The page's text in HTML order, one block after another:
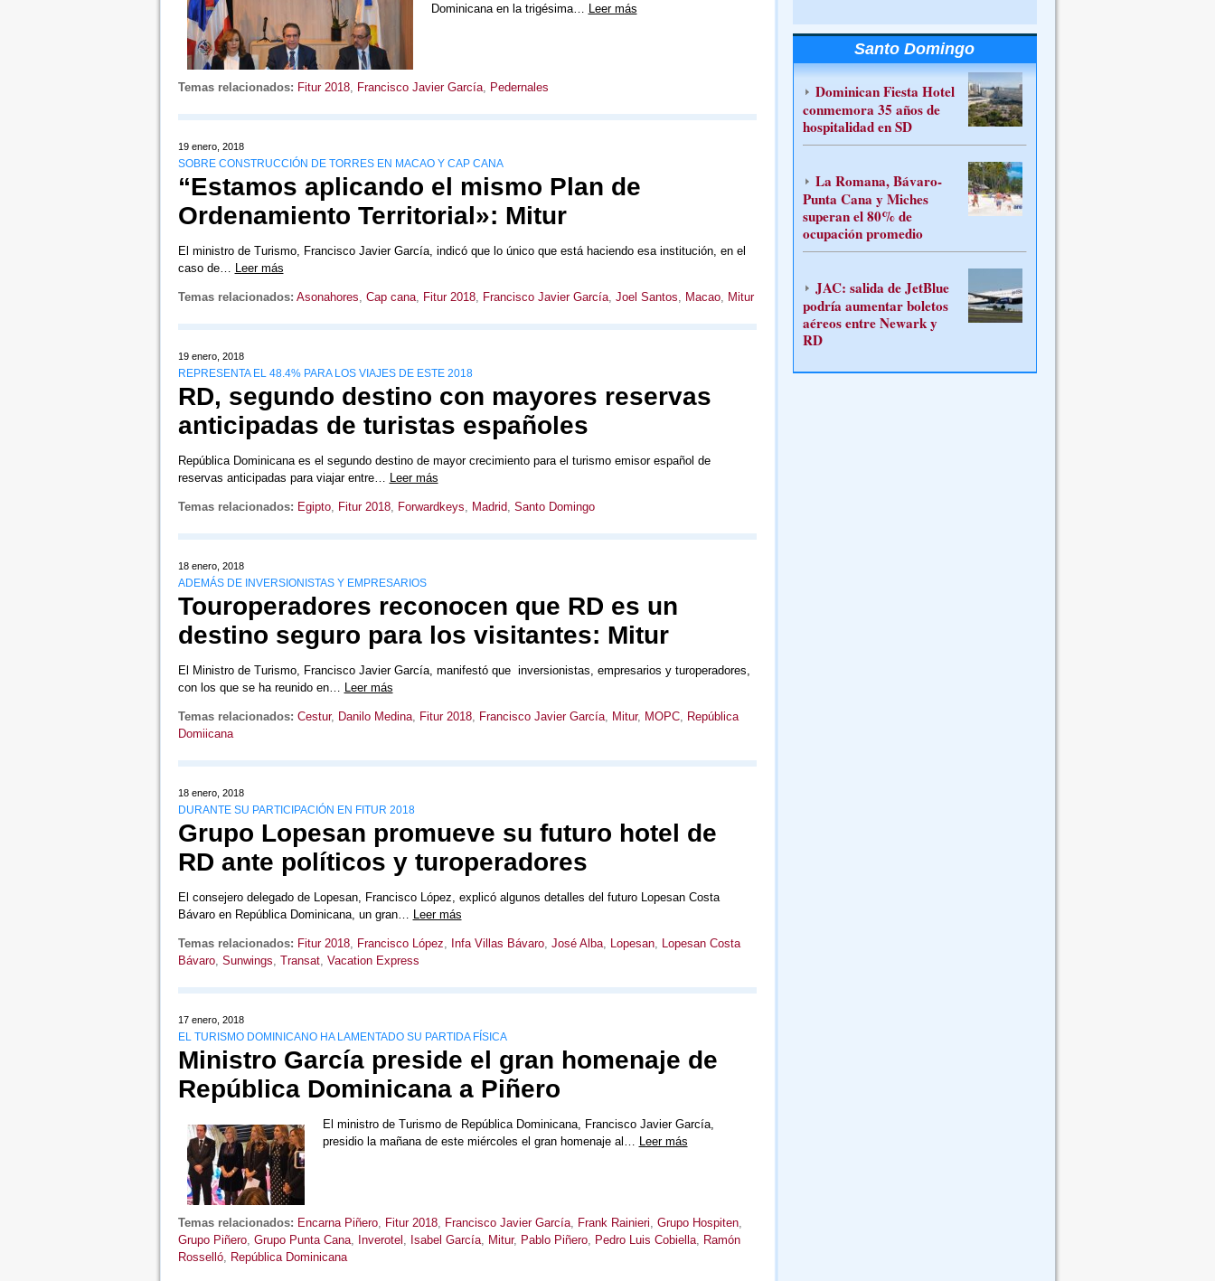
Dominicana en la trigésima…
Leer más
Temas relacionados: Fitur 2018, Francisco Javier García, Pedernales
19 enero, 2018
SOBRE CONSTRUCCIÓN DE TORRES EN MACAO Y CAP CANA
“Estamos aplicando el mismo Plan de
Ordenamiento Territorial»: Mitur
El ministro de Turismo, Francisco Javier García, indicó que lo único que está haciendo esa institución, en el
caso de…
Leer más
Temas relacionados: Asonahores Cap cana, Fitur 2018, Francisco Javier García, Joel Santos Macao, Mitur
19 enero, 2018
REPRESENTA EL 48.4% PARA LOS VIAJES DE ESTE 2018
RD, segundo destino con mayores reservas
anticipadas de turistas españoles
República Dominicana es el segundo destino de mayor crecimiento para el turismo emisor español de
reservas anticipadas para viajar entre…
Leer más
Temas relacionados: Egipto, Fitur 2018, Forwardkeys Madrid Santo Domingo
18 enero, 2018
ADEMÁS DE INVERSIONISTAS Y EMPRESARIOS
Touroperadores reconocen que RD es un
destino seguro para los visitantes: Mitur
El Ministro de Turismo, Francisco Javier García, manifestó que inversionistas, empresarios y turoperadores,
con los que se ha reunido en…
Leer más
Temas relacionados: Cestur, Danilo Medina, Fitur 2018, Francisco Javier García, Mitur, MOPC,
República
Domiicana
18 enero, 2018
DURANTE SU PARTICIPACIÓN EN FITUR 2018
Grupo Lopesan promueve su futuro hotel de
RD ante políticos y turoperadores
El consejero delegado de Lopesan, Francisco López, explicó algunos detalles del futuro Lopesan Costa
Bávaro en República Dominicana, un gran…
Leer más
Temas relacionados: Fitur 2018, Francisco López Infa Villas Bávaro, José Alba, Lopesan,
Lopesan Costa
Bávaro, Sunwings Transat, Vacation Express
17 enero, 2018
EL TURISMO DOMINICANO HA LAMENTADO SU PARTIDA FÍSICA
Ministro García preside el gran homenaje de
República Dominicana a Piñero
El ministro de Turismo de República Dominicana, Francisco Javier García,
presidio la mañana de este miércoles el gran homenaje al…
Leer más
Temas relacionados: Encarna Piñero, Fitur 2018, Francisco Javier García, Frank Rainieri Grupo Hospiten,
Grupo Piñero, Grupo Punta Cana, Inverotel Isabel García, Mitur, Pablo Piñero, Pedro Luis Cobiella,
Ramón
Rosselló, República Dominicana
Santo Domingo
Dominican Fiesta Hotel
conmemora 35 años de
hospitalidad en SD
La Romana, Bávaro-
Punta Cana y Miches
superan el 80% de
ocupación promedio
JAC: salida de JetBlue
podría aumentar boletos
aéreos entre Newark y
RD